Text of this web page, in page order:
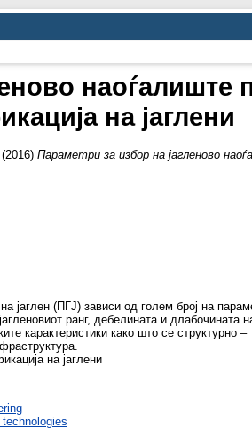
наоѓалиште
на јаглени
(2016) Параметри за избор на јагленово
јаглен (ПГЈ) зависи од голем број на
ранг, дебелината и длабочината
карактеристики како што се структурно
на јаглени